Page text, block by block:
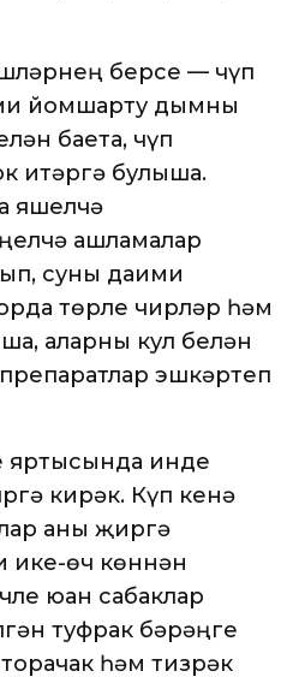
берсе — чүп
йомшарту дымны
баета, чүп
итәргә булыша.
яшелчә
ашламалар
суны даими
төрле чирләр һәм
аларны кул белән
эшкәртеп
яртысында инде
кирәк. Күп кенә
аны җиргә
ике-өч көннән
юан сабаклар
туфрак бәрәңге
һәм тизрәк